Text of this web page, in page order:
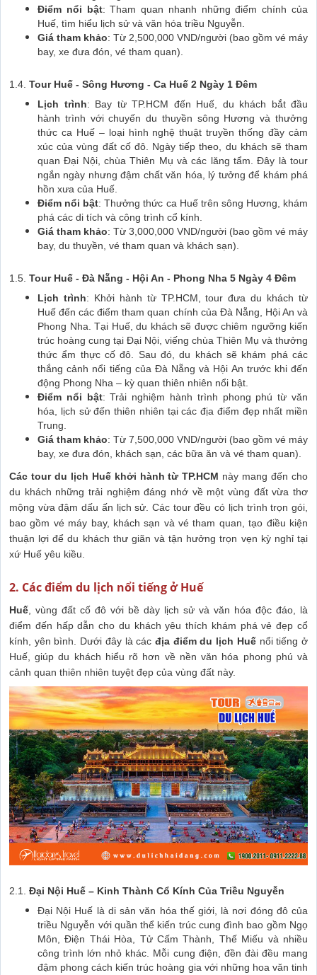
Điểm nổi bật: Tham quan nhanh những điểm chính của
Huế, tìm hiểu lịch sử và văn hóa triều Nguyễn.
Giá tham khảo: Từ 2,500,000 VND/người (bao gồm vé máy
bay, xe đưa đón, vé tham quan).
1.4. Tour Huế - Sông Hương - Ca Huế 2 Ngày 1 Đêm
Lịch trình: Bay từ TP.HCM đến Huế, du khách bắt đầu
hành trình với chuyến du thuyền sông Hương và thưởng
thức ca Huế – loại hình nghệ thuật truyền thống đầy cảm
xúc của vùng đất cố đô. Ngày tiếp theo, du khách sẽ tham
quan Đại Nội, chùa Thiên Mụ và các lăng tẩm. Đây là tour
ngắn ngày nhưng đậm chất văn hóa, lý tưởng để khám phá
hồn xưa của Huế.
Điểm nổi bật: Thưởng thức ca Huế trên sông Hương, khám
phá các di tích và công trình cổ kính.
Giá tham khảo: Từ 3,000,000 VND/người (bao gồm vé máy
bay, du thuyền, vé tham quan và khách sạn).
1.5. Tour Huế - Đà Nẵng - Hội An - Phong Nha 5 Ngày 4 Đêm
Lịch trình: Khởi hành từ TP.HCM, tour đưa du khách từ
Huế đến các điểm tham quan chính của Đà Nẵng, Hội An và
Phong Nha. Tại Huế, du khách sẽ được chiêm ngưỡng kiến
trúc hoàng cung tại Đại Nội, viếng chùa Thiên Mụ và thưởng
thức ẩm thực cố đô. Sau đó, du khách sẽ khám phá các
thắng cảnh nổi tiếng của Đà Nẵng và Hội An trước khi đến
động Phong Nha – kỳ quan thiên nhiên nổi bật.
Điểm nổi bật: Trải nghiệm hành trình phong phú từ văn
hóa, lịch sử đến thiên nhiên tại các địa điểm đẹp nhất miền
Trung.
Giá tham khảo: Từ 7,500,000 VND/người (bao gồm vé máy
bay, xe đưa đón, khách sạn, các bữa ăn và vé tham quan).
Các tour du lịch Huế khởi hành từ TP.HCM này mang đến cho
du khách những trải nghiệm đáng nhớ về một vùng đất vừa thơ
mộng vừa đậm dấu ấn lịch sử. Các tour đều có lịch trình trọn gói,
bao gồm vé máy bay, khách sạn và vé tham quan, tạo điều kiện
thuận lợi để du khách thư giãn và tận hưởng trọn vẹn kỳ nghỉ tại
xứ Huế yêu kiều.
2. Các điểm du lịch nổi tiếng ở Huế
Huế , vùng đất cố đô với bề dày lịch sử và văn hóa độc đáo, là
điểm đến hấp dẫn cho du khách yêu thích khám phá vẻ đẹp cổ
kính, yên bình. Dưới đây là các địa điểm du lịch Huếnổi tiếng ở
Huế, giúp du khách hiểu rõ hơn về nền văn hóa phong phú và
cảnh quan thiên nhiên tuyệt đẹp của vùng đất này.
2.1. Đại Nội Huế – Kinh Thành Cổ Kính Của Triều Nguyễn
Đại Nội Huế là di sản văn hóa thế giới, là nơi đóng đô của
triều Nguyễn với quần thể kiến trúc cung đình bao gồm Ngọ
Môn, Điện Thái Hòa, Tử Cấm Thành, Thế Miếu và nhiều
công trình lớn nhỏ khác. Mỗi cung điện, đền đài đều mang
đậm phong cách kiến trúc hoàng gia với những hoa văn tinh